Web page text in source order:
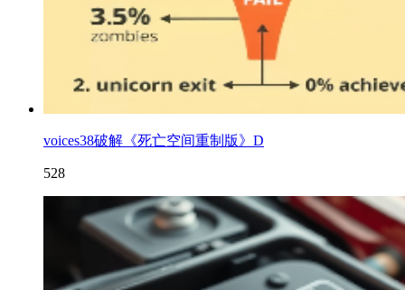
voices38破解《死亡空间重制版》D
528